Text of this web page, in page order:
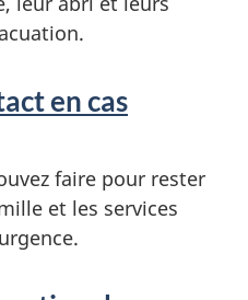
en cas
faire pour rester
et les services